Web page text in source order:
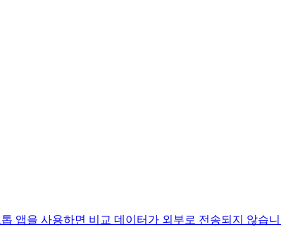
앱을 사용하면 비교 데이터가 외부로 전송되지 않습